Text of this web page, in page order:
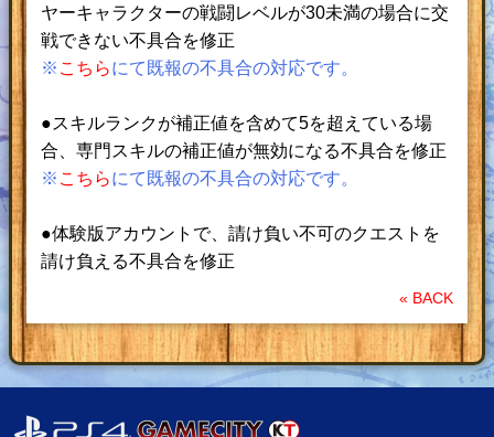
ヤーキャラクターの戦闘レベルが30未満の場合に交
戦できない不具合を修正
※ こちらにて既報の不具合の対応です。
●スキルランクが補正値を含めて5を超えている場
合、専門スキルの補正値が無効になる不具合を修正
※ こちらにて既報の不具合の対応です。
●体験版アカウントで、請け負い不可のクエストを
請け負える不具合を修正
« BACK